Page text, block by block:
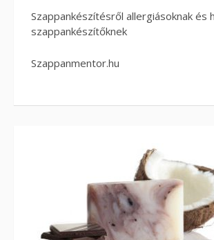
Szappankészítésről allergiásoknak és
szappankészítőknek
Szappanmentor.hu